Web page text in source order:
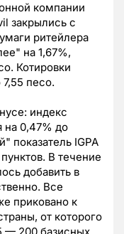
компании
закрылись с
ритейлера
на 1,67%,
Котировки
песо.
индекс
на 0,47% до
показатель IGPA
В течение
добавить в
Все
приковано к
от которого